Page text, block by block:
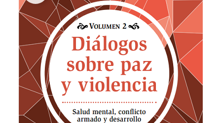
Añadir a la lista de deseos